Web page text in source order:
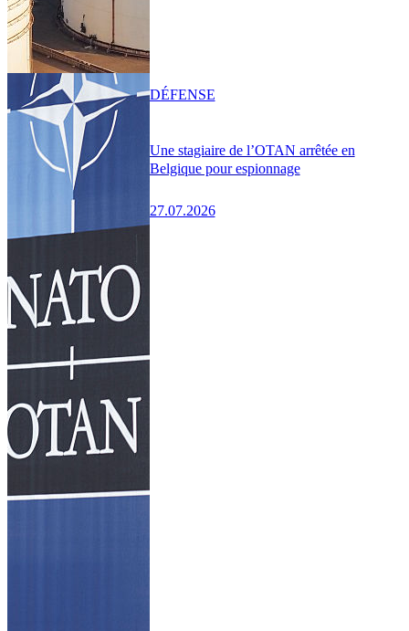
Une stagiaire de l’OTAN arrêtée en
Belgique pour espionnage
27.07.2026
DÉFENSE